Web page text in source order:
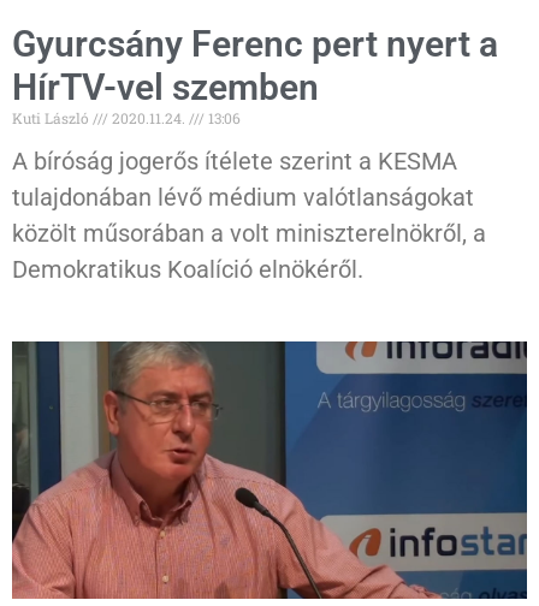
Gyurcsány Ferenc pert nyert a
HírTV-vel szemben
Kuti László 2020.11.24. 13:06
A bíróság jogerős ítélete szerint a KESMA
tulajdonában lévő médium valótlanságokat
közölt műsorában a volt miniszterelnökről, a
Demokratikus Koalíció elnökéről.